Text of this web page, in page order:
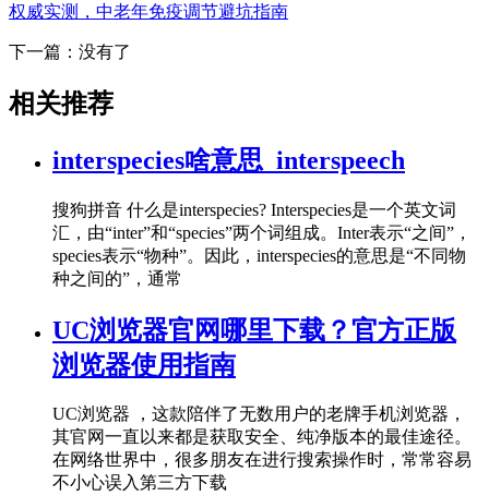
权威实测，中老年免疫调节避坑指南
下一篇：没有了
相关推荐
interspecies啥意思_interspeech
搜狗拼音 什么是interspecies? Interspecies是一个英文词
汇，由“inter”和“species”两个词组成。Inter表示“之间”，
species表示“物种”。因此，interspecies的意思是“不同物
种之间的”，通常
UC浏览器官网哪里下载？官方正版
浏览器使用指南
UC浏览器 ，这款陪伴了无数用户的老牌手机浏览器，
其官网一直以来都是获取安全、纯净版本的最佳途径。
在网络世界中，很多朋友在进行搜索操作时，常常容易
不小心误入第三方下载